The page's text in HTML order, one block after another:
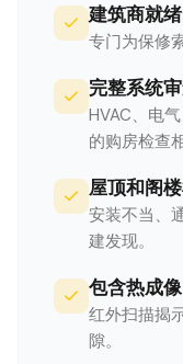
建筑商就
专门为保修
完整系统
HVAC、电
的购房检查
屋顶和阁
安装不当、
建发现。
包含热成像
红外扫描揭
隙。